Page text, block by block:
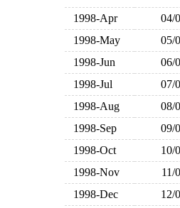
1998-Apr
04/
1998-May
05/
1998-Jun
06/
1998-Jul
07/
1998-Aug
08/
1998-Sep
09/
1998-Oct
10/
1998-Nov
11/
1998-Dec
12/